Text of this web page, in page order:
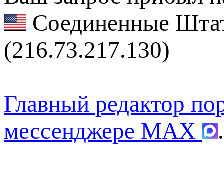
Соединенные
(216.73.217.130)
Главный редактор
мессенджере MAX
.